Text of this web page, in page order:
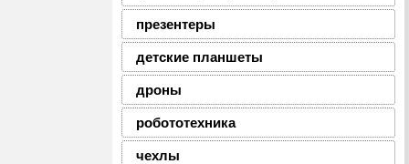
презентеры
детские планшеты
дроны
робототехника
чехлы